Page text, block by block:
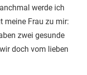
werde ich
meine Frau zu mir:
zwei gesunde
doch vom lieben